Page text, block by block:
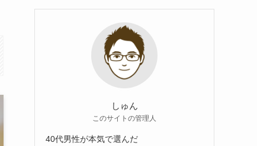
しゅん
このサイトの管理人
40代男性が本気で選んだ